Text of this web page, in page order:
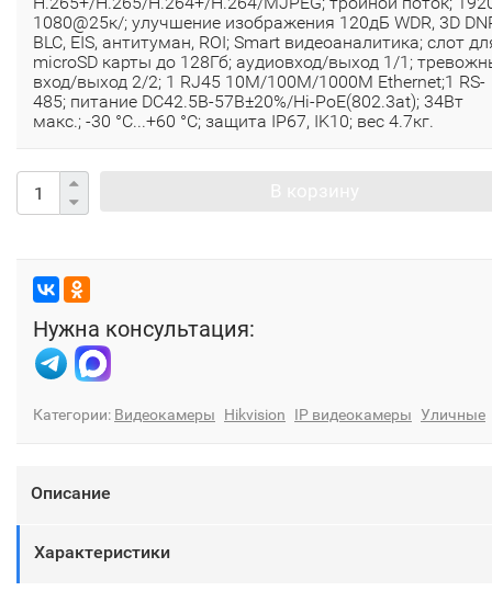
1080@25к/; улучшение изображения 120дБ WDR, 3D
BLC, EIS, антитуман, ROI; Smart видеоаналитика; слот
microSD карты до 128Гб; аудиовход/выход 1/1;
вход/выход 2/2; 1 RJ45 10M/100M/1000M Ethernet;1 RS-
485; питание DC42.5В-57B±20%/Hi-PoE(802.3at); 34Вт
макс.; -30 °C...+60 °C; защита IP67, IK10; вес 4.7кг.
Нужна консультация:
Категории: Видеокамеры Hikvision IP видеокамеры Уличные
Описание
Характеристики